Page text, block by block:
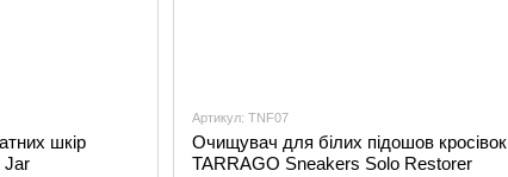
шкір
Jar
Артикул: TNF07
Очищувач для білих підошов кросівок
TARRAGO Sneakers Solo Restorer